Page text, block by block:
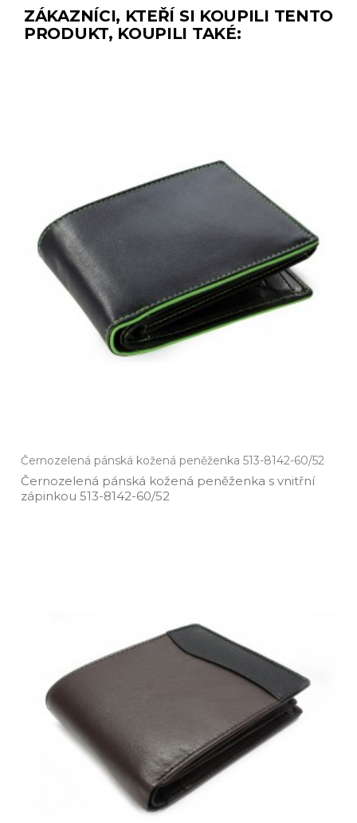
ZÁKAZNÍCI, KTEŘÍ SI KOUPILI TENTO
PRODUKT, KOUPILI TAKÉ:
Černozelená pánská kožená peněženka 513-8142-60/52
Černozelená pánská kožená peněženka s vnitřní
zápinkou 513­-8142­-60/52